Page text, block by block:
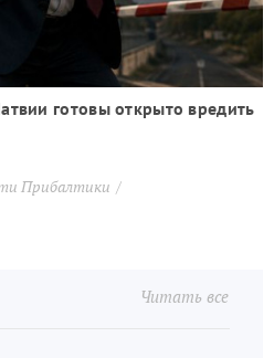
готовы открыто вредить
Прибалтики
Читать все